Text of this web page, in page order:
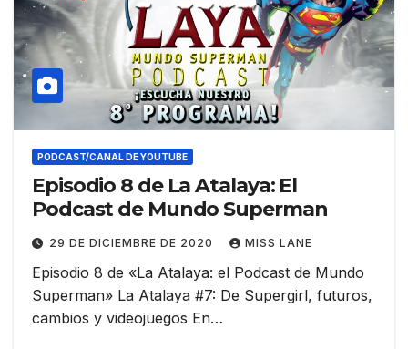
PODCAST/CANAL DE YOUTUBE
Episodio 8 de La Atalaya: El
Podcast de Mundo Superman
29 DE DICIEMBRE DE 2020 MISS LANE
Episodio 8 de «La Atalaya: el Podcast de Mundo
Superman» La Atalaya #7: De Supergirl, futuros,
cambios y videojuegos En…